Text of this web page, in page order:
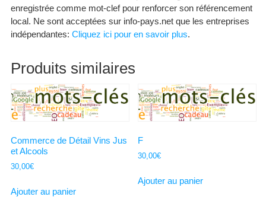
enregistrée comme mot-clef pour renforcer son référencement
local. Ne sont acceptées sur info-pays.net que les entreprises
indépendantes: Cliquez ici pour en savoir plus.
Produits similaires
Commerce de Détail Vins Jus
et Alcools
30,00€
Ajouter au panier
F
30,00€
Ajouter au panier